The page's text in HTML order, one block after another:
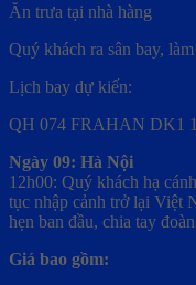
Ăn trưa tại nhà hàng
Quý khách ra sân bay,
Lịch bay dự kiến:
QH 074 FRAHAN DK1
Ngày 09: Hà Nội
12h00: Quý khách hạ
tục nhập cảnh trở lại Việt
hẹn ban đầu, chia tay
Giá bao gồm: